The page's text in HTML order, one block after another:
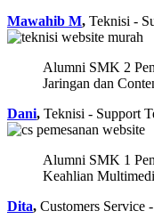
Mawahib M, Teknisi -
Alumni SMK 2
Jaringan dan
Dani, Teknisi - Support
Alumni SMK 1
Keahlian
Dita, Customers Service